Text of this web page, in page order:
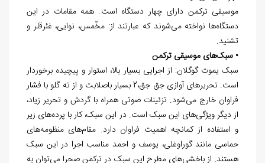
موسیقی ترکمن دارای چهار دستگاه است. همه مقامات در این
دستگاه‌ها نواخته می‌شوند که عبارتند از: مخّمس، نوایی، غئرق‏لر و
تشنید.
• سبک‌های موسیقی ترکمن
سبک یموت گوگلان: از اجرایی بسیار بالا، استوار و پیچیده برخوردار
است. تحریرهای آوازی جق جق،2 بسیار باصلابت و از ته گلو با فشار
فراوان خارج می‌شود. تزئینات صوتی همراه با گردش و تحریر زیاد،
از دیگر ویژگی‌های این سبک است. در این سبک، کار با پرده‌های زیر
و استفاده از کمانچه اهمیت فراوان دارد. مقام‌های منظومه‌های
حماسی مانند گوراوغلی، یوسف و احمد مناسب اجرا در این سبک
هستند. از باخشی‌های مطرح این سبک در ترکمن صحرا می‌توان به